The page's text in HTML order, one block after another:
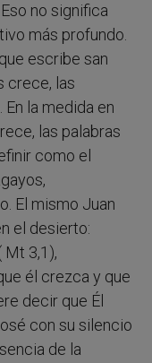
no significa
más profundo.
escribe san
crece, las
la medida en
las palabras
como el
El mismo Juan
el desierto:
Mt 3,1),
él crezca y que
decir que Él
con su silencio
de la